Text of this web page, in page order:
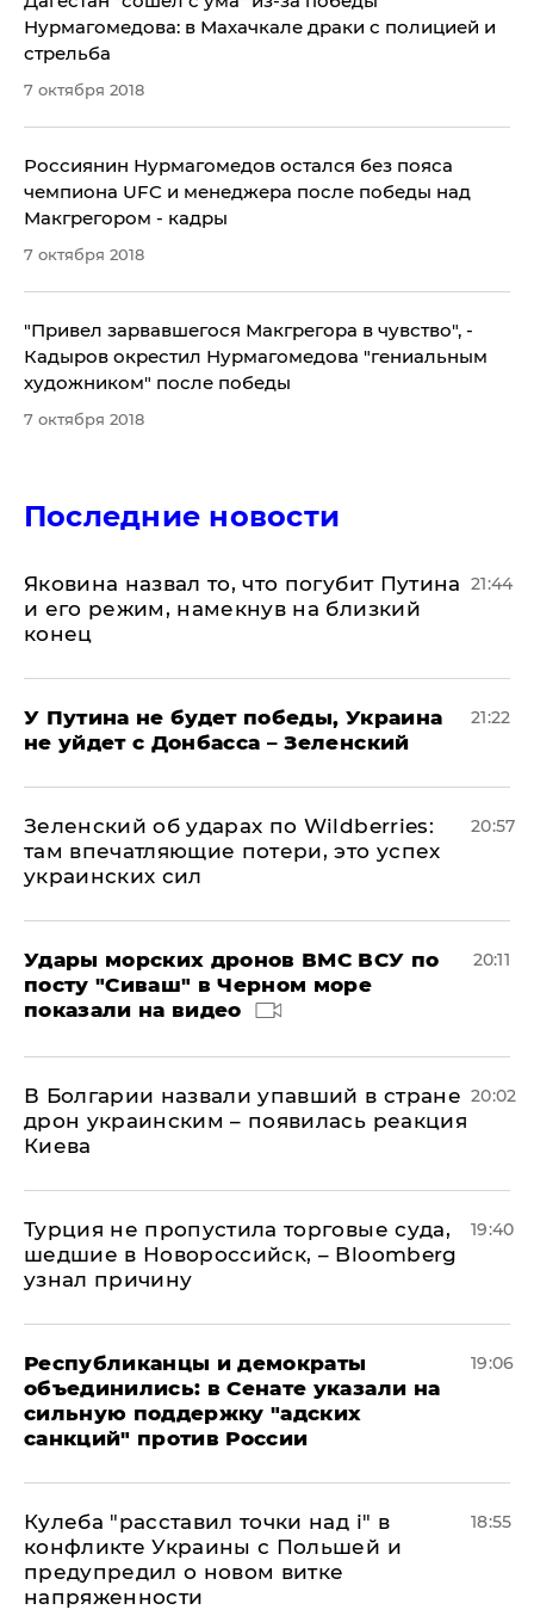
Нурмагомедова: в Махачкале драки с полицией и
стрельба
7 октября 2018
Россиянин Нурмагомедов остался без пояса
чемпиона UFC и менеджера после победы над
Макгрегором - кадры
7 октября 2018
"Привел зарвавшегося Макгрегора в чувство", -
Кадыров окрестил Нурмагомедова "гениальным
художником" после победы
7 октября 2018
Последние новости
Яковина назвал то, что погубит Путина
и его режим, намекнув на близкий
конец
21:44
У Путина не будет победы, Украина
не уйдет с Донбасса – Зеленский
21:22
Зеленский об ударах по Wildberries:
там впечатляющие потери, это успех
украинских сил
20:57
Удары морских дронов ВМС ВСУ по
посту "Сиваш" в Черном море
показали на видео
20:11
В Болгарии назвали упавший в стране
дрон украинским – появилась реакция
Киева
20:02
Турция не пропустила торговые суда,
шедшие в Новороссийск, – Bloomberg
узнал причину
19:40
Республиканцы и демократы
объединились: в Сенате указали на
сильную поддержку "адских
санкций" против России
19:06
Кулеба "расставил точки над і" в
конфликте Украины с Польшей и
предупредил о новом витке
напряженности
18:55